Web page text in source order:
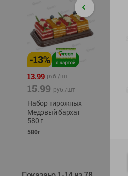
-13%
13.99 руб./шт
15.99 руб./шт
Набор пирожных
Медовый бархат
580 г
580г